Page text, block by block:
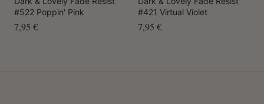
#522 Poppin' Pink
7,95 €
#421 Virtual Violet
7,95 €